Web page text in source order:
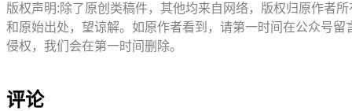
版权声明:除了原创类稿件，其他均来自网络，版权归原作者
和原始出处，望谅解。如原作者看到，请第一时间在公众号
侵权，我们会在第一时间删除。
评论